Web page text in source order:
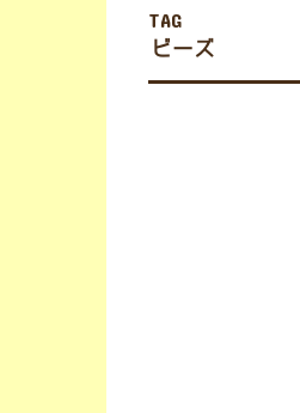
TAG
ビーズ